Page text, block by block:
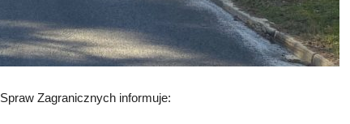
Zagranicznych informuje: